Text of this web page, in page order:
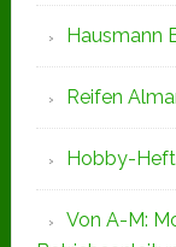
Hausmann
Reifen
Hobby-
Von A-M: